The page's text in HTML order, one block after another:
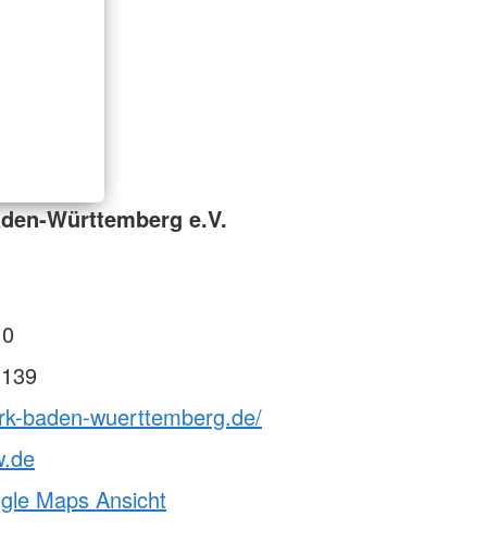
Württemberg e.V.
baden-wuerttemberg.de/
Maps Ansicht